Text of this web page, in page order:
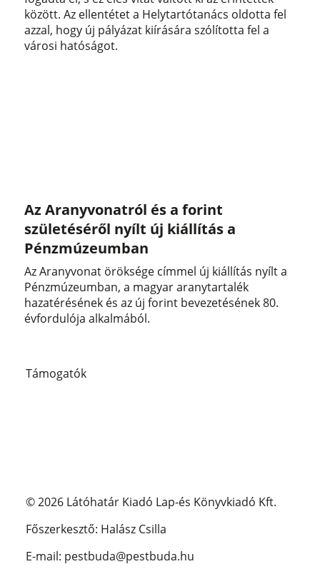
között. Az ellentétet a Helytartótanács oldotta fel
azzal, hogy új pályázat kiírására szólította fel a
városi hatóságot.
Az Aranyvonatról és a forint
születéséről nyílt új kiállítás a
Pénzmúzeumban
Az Aranyvonat öröksége címmel új kiállítás nyílt a
Pénzmúzeumban, a magyar aranytartalék
hazatérésének és az új forint bevezetésének 80.
évfordulója alkalmából.
Támogatók
© 2026 Látóhatár Kiadó Lap-és Könyvkiadó Kft.
Főszerkesztő: Halász Csilla
E-mail: pestbuda@pestbuda.hu